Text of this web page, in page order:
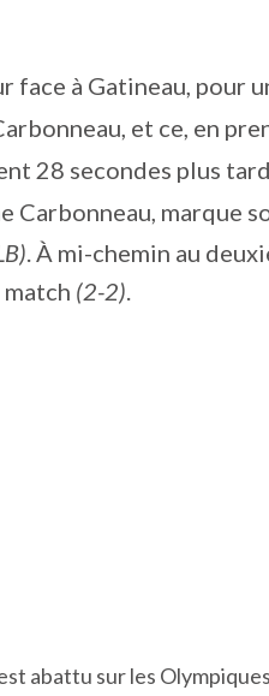
face à Gatineau, pour
et ce, en
28 secondes plus tard
Carbonneau, marque
. À mi-chemin au
(2-2).
abattu sur les